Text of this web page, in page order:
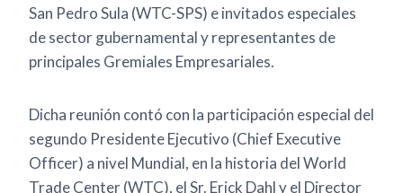
San Pedro Sula (WTC-SPS) e invitados especiales
de sector gubernamental y representantes de
principales Gremiales Empresariales.
Dicha reunión contó con la participación especial del
segundo Presidente Ejecutivo (Chief Executive
Officer) a nivel Mundial, en la historia del World
Trade Center (WTC), el Sr. Erick Dahl y el Director